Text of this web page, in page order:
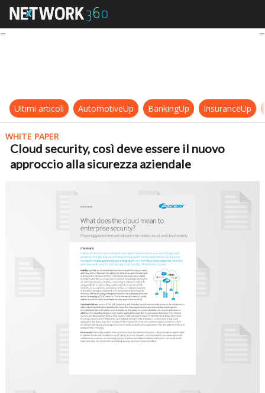
Cloud security, così deve essere il
Ultimi articoli AutomotiveUp BankingUp InsuranceUp
WHITE PAPER
Cloud security, così deve essere il nuovo
approccio alla sicurezza aziendale